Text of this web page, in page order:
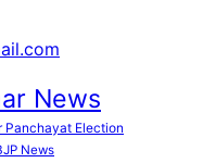
News
Panchayat Election
News